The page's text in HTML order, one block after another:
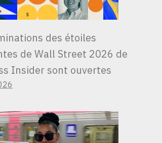
des étoiles
de Wall Street 2026 de
Insider sont ouvertes